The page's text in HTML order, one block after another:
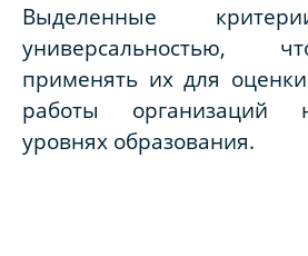
Выделенные
универсальностью,
применять их для
работы организаций
уровнях образования.